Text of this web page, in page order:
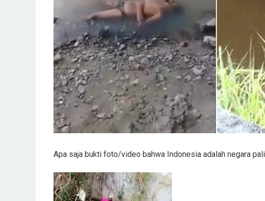
Apa saja bukti foto/video bahwa Indonesia adalah negara